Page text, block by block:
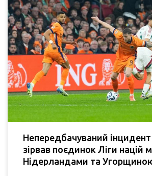
Непередбачуваний
зірвав поєдинок Ліги націй
Нідерландами та